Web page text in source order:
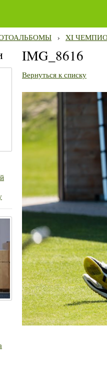
› XI
IMG_8616
Вернуться к списку